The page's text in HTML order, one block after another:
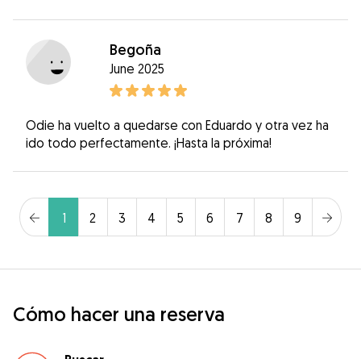
Begoña
June 2025
Odie ha vuelto a quedarse con Eduardo y otra vez ha
ido todo perfectamente. ¡Hasta la próxima!
1 2 3 4 5 6 7 8 9
Cómo hacer una reserva